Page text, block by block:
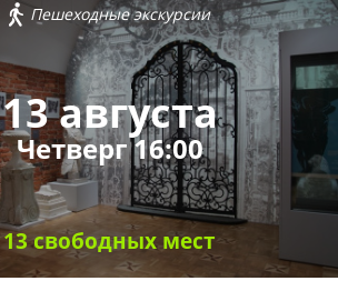
Пешеходные экскурсии
13 августа
Четверг 16:00
13 свободных мест